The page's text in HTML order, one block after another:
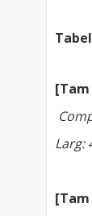
[Tam
Larg:
[Tam